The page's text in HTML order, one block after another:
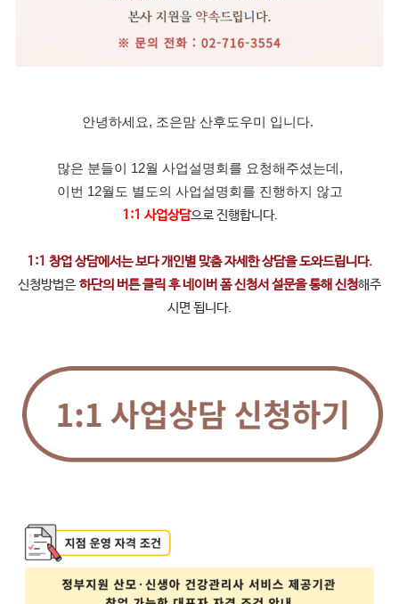
안녕하세요, 조은맘 산후도우미 입니다.
많은 분들이 12월 사업설명회를 요청해주셨는데,
이번 12월도 별도의 사업설명회를 진행하지 않고
1:1 사업상담으로 진행합니다.
1:1 창업 상담에서는 보다 개인별 맞춤 자세한 상담을 도와드립니다.
신청방법은하단의 버튼 클릭 후 네이버 폼 신청서 설문을 통해 신청해주
시면 됩니다.